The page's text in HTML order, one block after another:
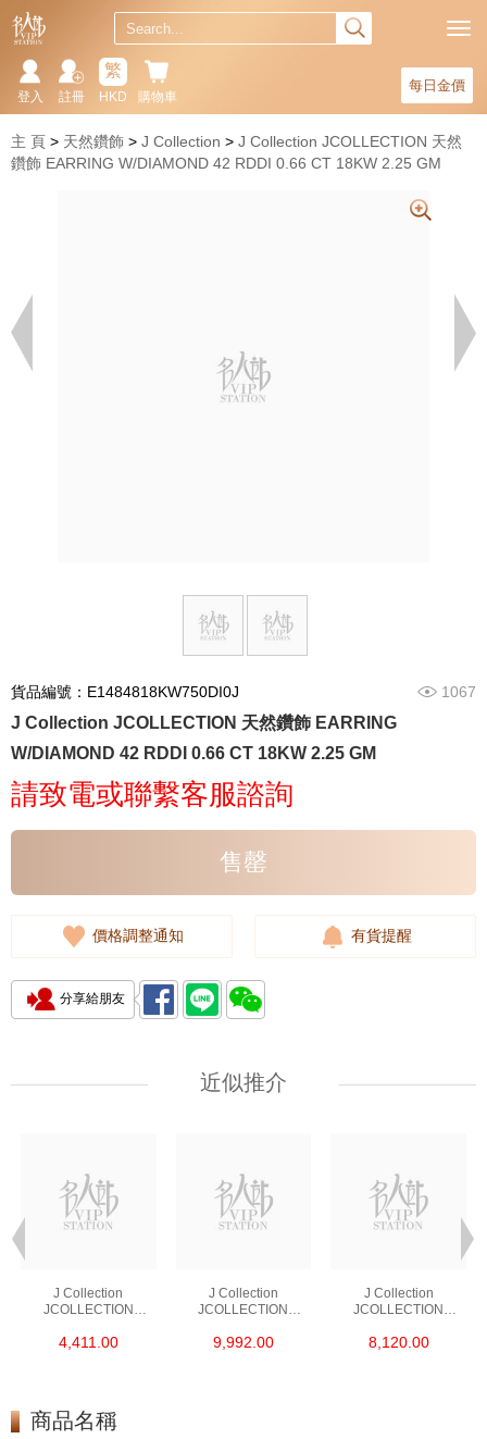
每日金價
購物車
繁
HKD
註冊
登入
主 頁 天然鑽飾 J Collection
J Collection JCOLLECTION 天然
鑽飾 EARRING W/DIAMOND 42 RDDI 0.66 CT 18KW 2.25 GM
貨品編號：E1484818KW750DI0J 1067
J Collection JCOLLECTION 天然鑽飾 EARRING
W/DIAMOND 42 RDDI 0.66 CT 18KW 2.25 GM
請致電或聯繫客服諮詢
售罄
價格調整通知 有貨提醒
分享給朋友
近似推介
J Collection
JCOLLECTION
RDDI 0.48 CT18KR
4,411.00
J Collection
JCOLLECTION
RDDI 1.34 CT18KW
9,992.00
J Collection
JCOLLECTION
W/DIAMOND 7
8,120.00
商品名稱